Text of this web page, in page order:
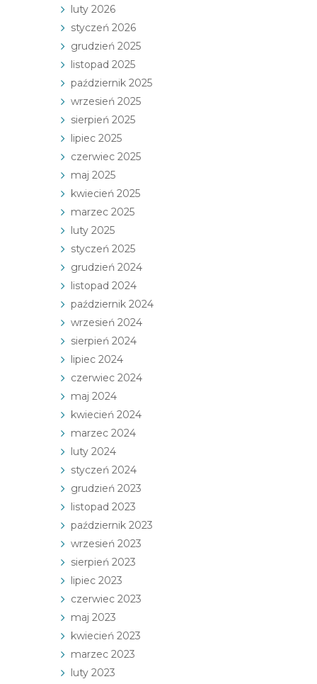
luty 2026
styczeń 2026
grudzień 2025
listopad 2025
październik 2025
wrzesień 2025
sierpień 2025
lipiec 2025
czerwiec 2025
maj 2025
kwiecień 2025
marzec 2025
luty 2025
styczeń 2025
grudzień 2024
listopad 2024
październik 2024
wrzesień 2024
sierpień 2024
lipiec 2024
czerwiec 2024
maj 2024
kwiecień 2024
marzec 2024
luty 2024
styczeń 2024
grudzień 2023
listopad 2023
październik 2023
wrzesień 2023
sierpień 2023
lipiec 2023
czerwiec 2023
maj 2023
kwiecień 2023
marzec 2023
luty 2023